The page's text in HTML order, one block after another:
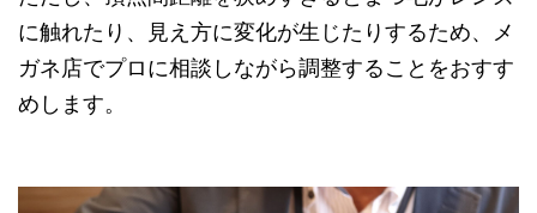
に触れたり、見え方に変化が生じたりするため、メ
ガネ店でプロに相談しながら調整することをおすす
めします。